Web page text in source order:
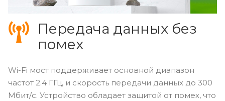
Передача данных без
помех
Wi-Fi мост поддерживает основной диапазон
частот 2.4 ГГц, и скорость передачи данных до 300
Мбит/с. Устройство обладает защитой от помех, что